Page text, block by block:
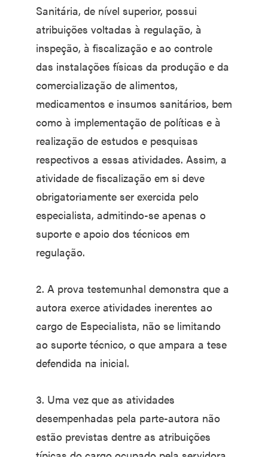
Sanitária, de nível superior, possui
atribuições voltadas à regulação, à
inspeção, à fiscalização e ao controle
das instalações físicas da produção e da
comercialização de alimentos,
medicamentos e insumos sanitários, bem
como à implementação de políticas e à
realização de estudos e pesquisas
respectivos a essas atividades. Assim, a
atividade de fiscalização em si deve
obrigatoriamente ser exercida pelo
especialista, admitindo-se apenas o
suporte e apoio dos técnicos em
regulação.
2. A prova testemunhal demonstra que a
autora exerce atividades inerentes ao
cargo de Especialista, não se limitando
ao suporte técnico, o que ampara a tese
defendida na inicial.
3. Uma vez que as atividades
desempenhadas pela parte-autora não
estão previstas dentre as atribuições